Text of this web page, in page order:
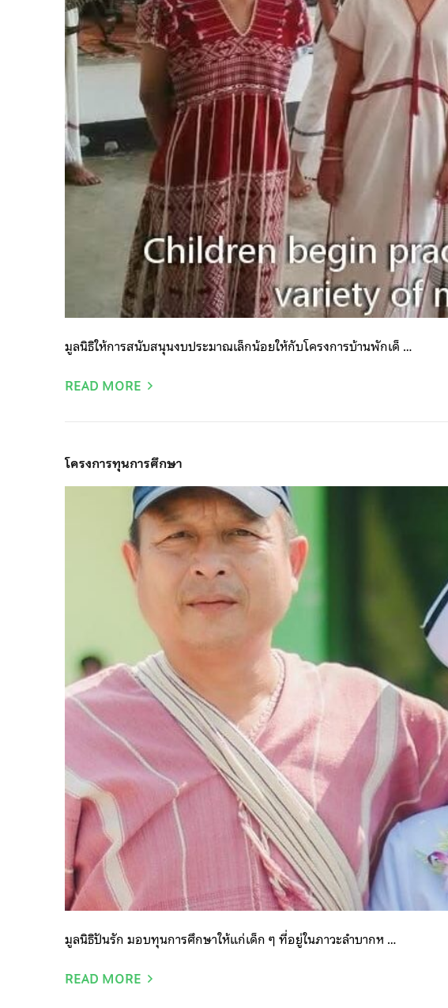
มูลนิธิให้การสนับสนุนงบประมาณเล็กน้อยให้กับโครงการบ้านพักเด็ …
READ MORE
โครงการทุนการศึกษา
มูลนิธิปันรัก มอบทุนการศึกษาให้แก่เด็ก ๆ ที่อยู่ในภาวะลำบากห …
READ MORE